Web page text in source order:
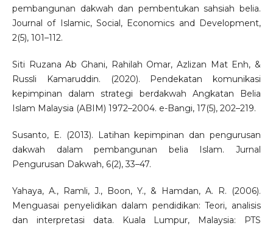
pembangunan dakwah dan pembentukan sahsiah belia.
Journal of Islamic, Social, Economics and Development,
2(5), 101–112.
Siti Ruzana Ab Ghani, Rahilah Omar, Azlizan Mat Enh, &
Russli Kamaruddin. (2020). Pendekatan komunikasi
kepimpinan dalam strategi berdakwah Angkatan Belia
Islam Malaysia (ABIM) 1972–2004. e-Bangi, 17(5), 202–219.
Susanto, E. (2013). Latihan kepimpinan dan pengurusan
dakwah dalam pembangunan belia Islam. Jurnal
Pengurusan Dakwah, 6(2), 33–47.
Yahaya, A., Ramli, J., Boon, Y., & Hamdan, A. R. (2006).
Menguasai penyelidikan dalam pendidikan: Teori, analisis
dan interpretasi data. Kuala Lumpur, Malaysia: PTS